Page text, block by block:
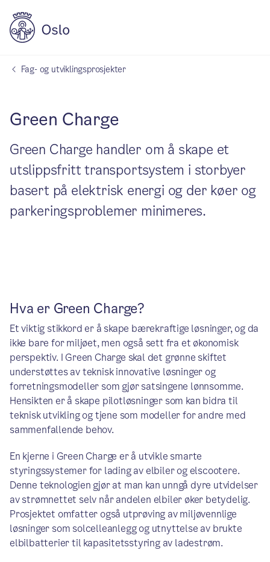
Fag- og utviklingsprosjekter
Green Charge
Green Charge handler om å skape et
utslippsfritt transportsystem i storbyer
basert på elektrisk energi og der køer og
parkeringsproblemer minimeres.
Hva er Green Charge?
Et viktig stikkord er å skape bærekraftige løsninger, og da
ikke bare for miljøet, men også sett fra et økonomisk
perspektiv. I Green Charge skal det grønne skiftet
understøttes av teknisk innovative løsninger og
forretningsmodeller som gjør satsingene lønnsomme.
Hensikten er å skape pilotløsninger som kan bidra til
teknisk utvikling og tjene som modeller for andre med
sammenfallende behov.
En kjerne i Green Charge er å utvikle smarte
styringssystemer for lading av elbiler og elscootere.
Denne teknologien gjør at man kan unngå dyre utvidelser
av strømnettet selv når andelen elbiler øker betydelig.
Prosjektet omfatter også utprøving av miljøvennlige
løsninger som solcelleanlegg og utnyttelse av brukte
elbilbatterier til kapasitetsstyring av ladestrøm.